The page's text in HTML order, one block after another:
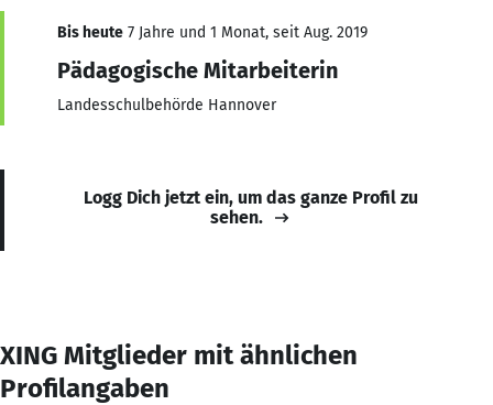
Bis heute 7 Jahre und 1 Monat, seit Aug. 2019
Pädagogische Mitarbeiterin
Landesschulbehörde Hannover
Logg Dich jetzt ein, um das ganze Profil zu
sehen.
XING Mitglieder mit ähnlichen
Profilangaben